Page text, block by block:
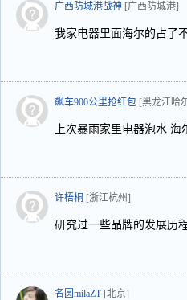
广西防城港战神 [广西防城港]
我家电器里面海尔的占了
飙车900公里抢红包 [黑龙江哈
上次暴雨家里电器泡水
许梧桐 [浙江杭州]
研究过一些品牌的发展历
名圆milaZT [北京]